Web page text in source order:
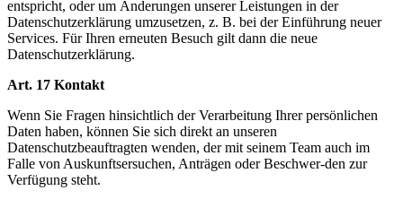
entspricht, oder um Änderungen unserer Leistungen in der
Datenschutzerklärung umzusetzen, z. B. bei der Einführung neuer
Services. Für Ihren erneuten Besuch gilt dann die neue
Datenschutzerklärung.
Art. 17 Kontakt
Wenn Sie Fragen hinsichtlich der Verarbeitung Ihrer persönlichen
Daten haben, können Sie sich direkt an unseren
Datenschutzbeauftragten wenden, der mit seinem Team auch im
Falle von Auskunftsersuchen, Anträgen oder Beschwer-den zur
Verfügung steht.